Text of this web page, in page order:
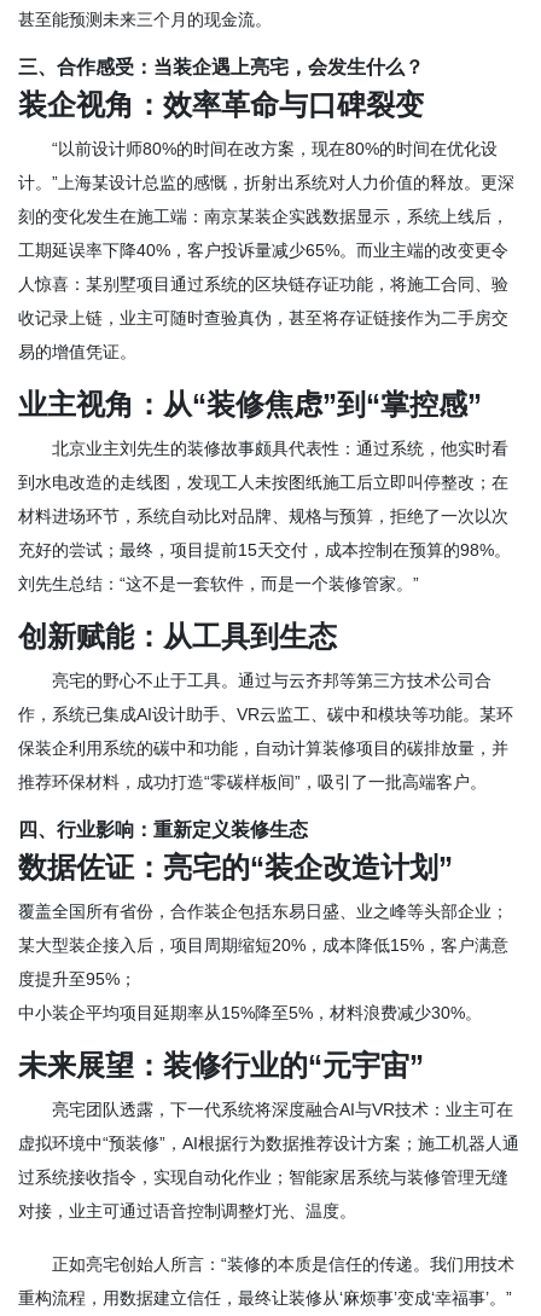
甚至能预测未来三个月的现金流。
三、合作感受：当装企遇上亮宅，会发生什么？
装企视角：效率革命与口碑裂变
“以前设计师80%的时间在改方案，现在80%的时间在优化设
计。”上海某设计总监的感慨，折射出系统对人力价值的释放。更深
刻的变化发生在施工端：南京某装企实践数据显示，系统上线后，
工期延误率下降40%，客户投诉量减少65%。而业主端的改变更令
人惊喜：某别墅项目通过系统的区块链存证功能，将施工合同、验
收记录上链，业主可随时查验真伪，甚至将存证链接作为二手房交
易的增值凭证。
业主视角：从“装修焦虑”到“掌控感”
北京业主刘先生的装修故事颇具代表性：通过系统，他实时看
到水电改造的走线图，发现工人未按图纸施工后立即叫停整改；在
材料进场环节，系统自动比对品牌、规格与预算，拒绝了一次以次
充好的尝试；最终，项目提前15天交付，成本控制在预算的98%。
刘先生总结：“这不是一套软件，而是一个装修管家。”
创新赋能：从工具到生态
亮宅的野心不止于工具。通过与云齐邦等第三方技术公司合
作，系统已集成AI设计助手、VR云监工、碳中和模块等功能。某环
保装企利用系统的碳中和功能，自动计算装修项目的碳排放量，并
推荐环保材料，成功打造“零碳样板间”，吸引了一批高端客户。
四、行业影响：重新定义装修生态
数据佐证：亮宅的“装企改造计划”
覆盖全国所有省份，合作装企包括东易日盛、业之峰等头部企业；
某大型装企接入后，项目周期缩短20%，成本降低15%，客户满意
度提升至95%；
中小装企平均项目延期率从15%降至5%，材料浪费减少30%。
未来展望：装修行业的“元宇宙”
亮宅团队透露，下一代系统将深度融合AI与VR技术：业主可在
虚拟环境中“预装修”，AI根据行为数据推荐设计方案；施工机器人通
过系统接收指令，实现自动化作业；智能家居系统与装修管理无缝
对接，业主可通过语音控制调整灯光、温度。
正如亮宅创始人所言：“装修的本质是信任的传递。我们用技术
重构流程，用数据建立信任，最终让装修从‘麻烦事’变成‘幸福事’。”